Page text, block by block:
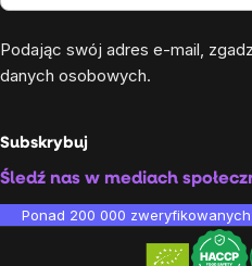
Podając swój adres e-mail,
danych osobowych.
Subskrybuj
Śledź nas w mediach
Ponad 200 000